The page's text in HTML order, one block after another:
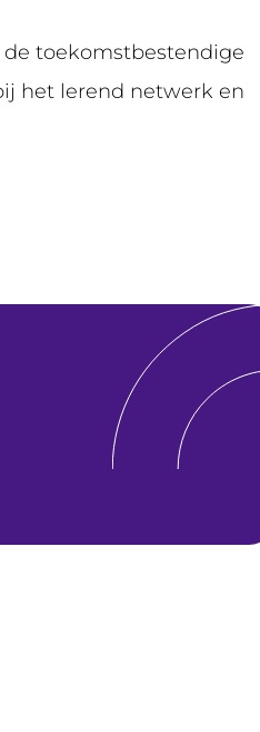
toekomstbestendige
het lerend netwerk en